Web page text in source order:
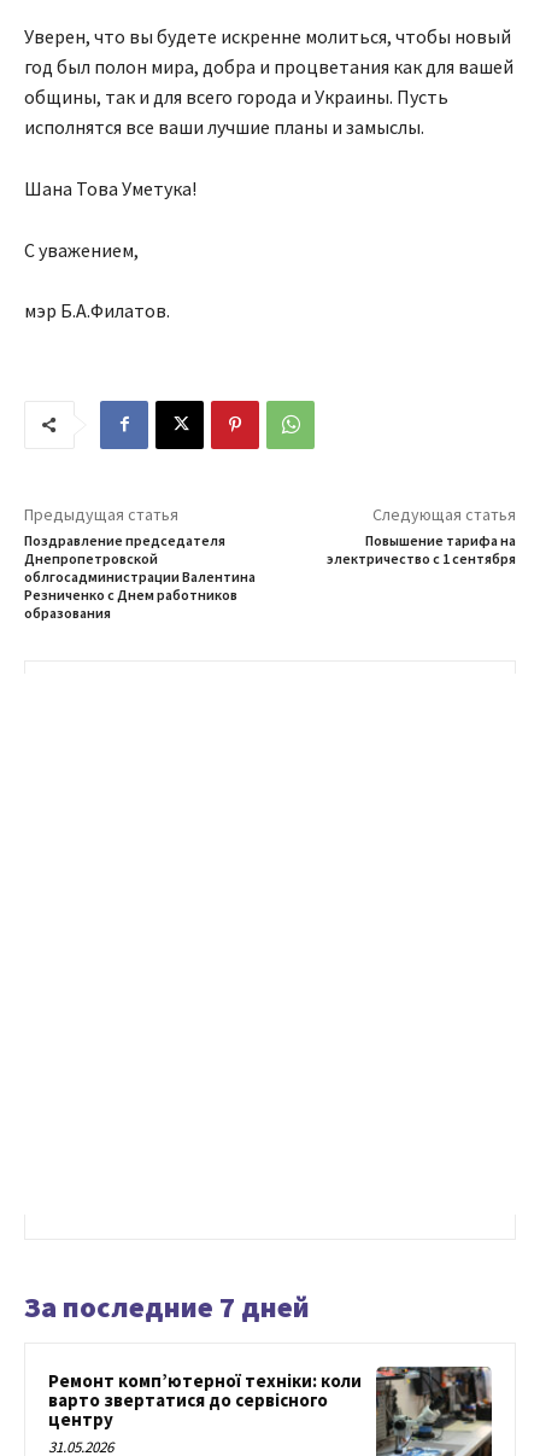
Уверен, что вы будете искренне молиться, чтобы новый
год был полон мира, добра и процветания как для вашей
общины, так и для всего города и Украины. Пусть
исполнятся все ваши лучшие планы и замыслы.
Шана Това Уметука!
С уважением,
мэр Б.А.Филатов.
Предыдущая статья
Поздравление председателя
Днепропетровской
облгосадминистрации Валентина
Резниченко с Днем работников
образования
Следующая статья
Повышение тарифа на
электричество с 1 сентября
За последние 7 дней
Ремонт комп’ютерної техніки: коли
варто звертатися до сервісного
центру
31.05.2026